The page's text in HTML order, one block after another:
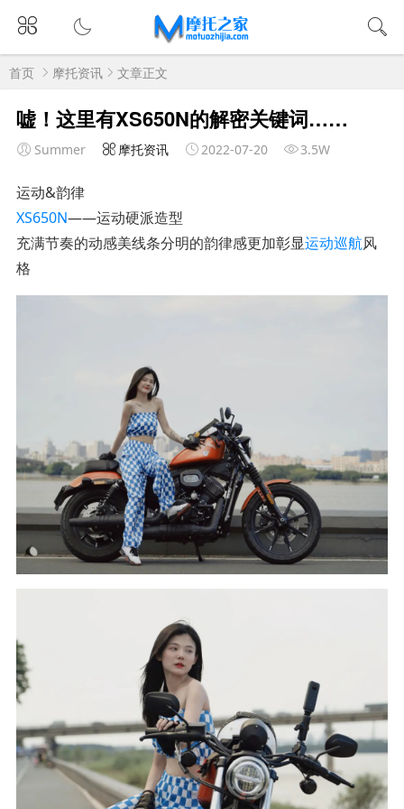
首页 摩托资讯 文章正文
嘘！这里有XS650N的解密关键词……
Summer 摩托资讯 2022-07-20 3.5W
运动&韵律
XS650N——运动硬派造型
充满节奏的动感美线条分明的韵律感更加彰显运动巡航风
格